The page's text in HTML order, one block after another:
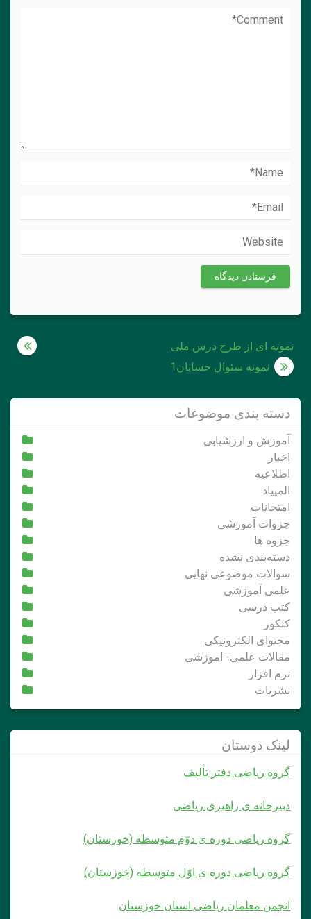
راهبری
نوشته
نمونه ای از طرح درس ملی
نمونه سئوال حسابان1
دسته بندی موضوعات
آموزش و ارزشیابی
اخبار
اطلاعیه
المپیاد
امتحانات
جزوات آموزشی
جزوه ها
دسته‌بندی نشده
سوالات موضوعی نهایی
علمی آموزشی
کتب درسی
کنکور
محتوای الکترونیکی
مقالات علمی- اموزشی
نرم افزار
نشریات
لینک دوستان
گروه ریاضی دفتر تألیف
دبیرخانه ی راهبری ریاضی
گروه ریاضی دوره ی دوّم متوسطه (خوزستان)
گروه ریاضی دوره ی اوّل متوسطه (خوزستان)
انجمن معلمان ریاضی استان خوزستان